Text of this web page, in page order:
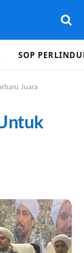
SOP
Juara